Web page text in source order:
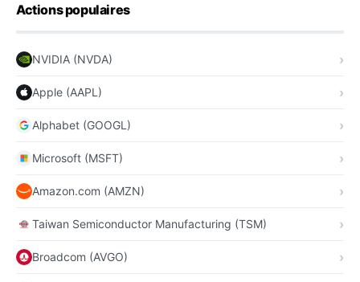
Actions populaires
NVIDIA (NVDA)
Apple (AAPL)
Alphabet (GOOGL)
Microsoft (MSFT)
Amazon.com (AMZN)
Taiwan Semiconductor Manufacturing (TSM)
Broadcom (AVGO)